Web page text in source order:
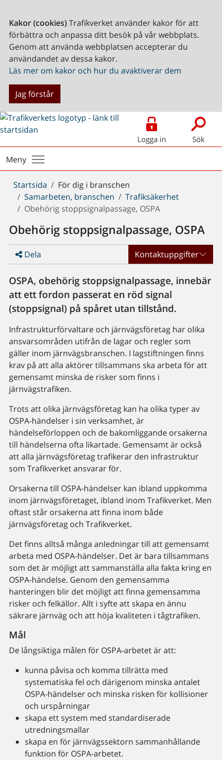
Kakor (cookies)Trafikverket använder kakor för att
förbättra och anpassa ditt besök på vår webbplats.
Genom att använda webbplatsen accepterar du
användandet av dessa kakor.
Läs mer om kakor och hur du avaktiverar dem
Jag förstår
Logga in Sök
Meny
Du
är
här:
Startsida
För dig i branschen
Samarbeten, branschen
Trafiksäkerhet
Obehörig stoppsignalpassage, OSPA
Obehörig stoppsignalpassage, OSPA
Dela Kontaktuppgifter
OSPA, obehörig stoppsignalpassage, innebär
att ett fordon passerat en röd signal
(stoppsignal) på spåret utan tillstånd.
Infrastrukturförvaltare och järnvägsföretag har olika
ansvarsområden utifrån de lagar och regler som
gäller inom järnvägsbranschen. I lagstiftningen finns
krav på att alla aktörer tillsammans ska arbeta för att
gemensamt minska de risker som finns i
järnvägstrafiken.
Trots att olika järnvägsföretag kan ha olika typer av
OSPA-händelser i sin verksamhet, är
händelseförloppen och de bakomliggande orsakerna
till händelserna ofta likartade. Gemensamt är också
att alla järnvägsföretag trafikerar den infrastruktur
som Trafikverket ansvarar för.
Orsakerna till OSPA-händelser kan ibland uppkomma
inom järnvägsföretaget, ibland inom Trafikverket. Men
oftast står orsakerna att finna inom både
järnvägsföretag och Trafikverket.
Det finns alltså många anledningar till att gemensamt
arbeta med OSPA-händelser. Det är bara tillsammans
som det är möjligt att sammanställa alla fakta kring en
OSPA-händelse. Genom den gemensamma
hanteringen blir det möjligt att finna gemensamma
risker och felkällor. Allt i syfte att skapa en ännu
säkrare järnväg och att höja kvaliteten i tågtrafiken.
Mål
De långsiktiga målen för OSPA-arbetet är att:
kunna påvisa och komma tillrätta med
systematiska fel och därigenom minska antalet
OSPA-händelser och minska risken för kollisioner
och urspårningar
skapa ett system med standardiserade
utredningsmallar
skapa en för järnvägssektorn sammanhållande
funktion för OSPA-arbetet.